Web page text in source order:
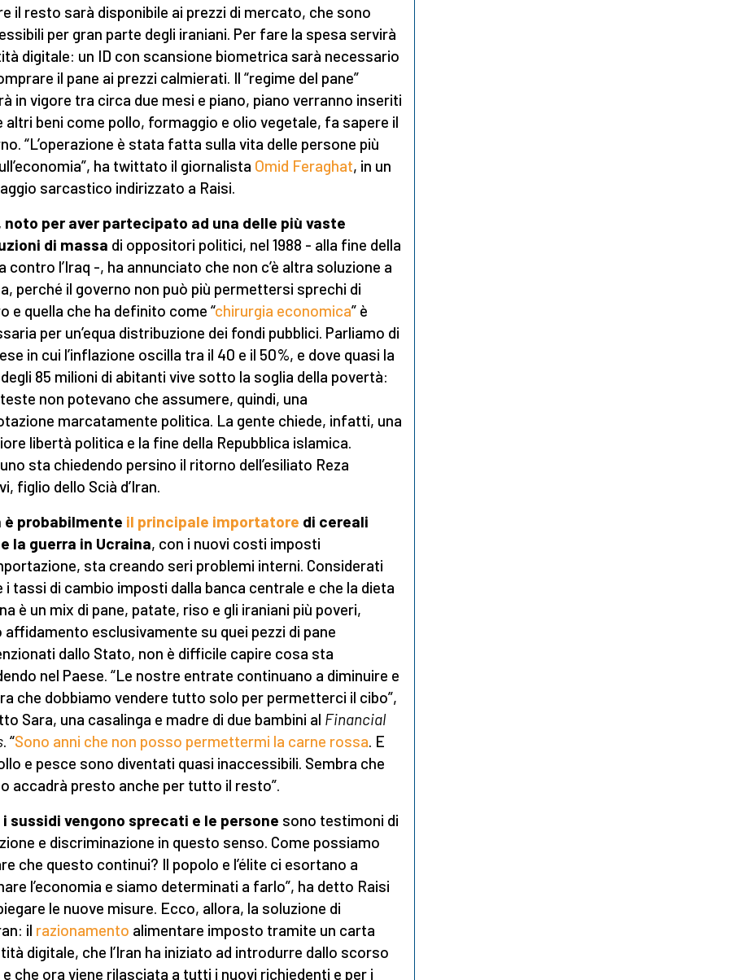
il resto sarà disponibile ai prezzi di mercato, che sono
per gran parte degli iraniani. Per fare la spesa servirà
digitale: un ID con scansione biometrica sarà necessario
il pane ai prezzi calmierati. Il “regime del pane”
in vigore tra circa due mesi e piano, piano verranno inseriti
altri beni come pollo, formaggio e olio vegetale, fa sapere il
“L’operazione è stata fatta sulla vita delle persone più
ha twittato il giornalista Omid Feraghat, in un
sarcastico indirizzato a Raisi.
noto per aver partecipato ad una delle più vaste
di massa di oppositori politici, nel 1988 - alla fine della
contro l’Iraq -, ha annunciato che non c’è altra soluzione a
perché il governo non può più permettersi sprechi di
e quella che ha definito come “chirurgia economica” è
per un’equa distribuzione dei fondi pubblici. Parliamo di
in cui l’inflazione oscilla tra il 40 e il 50%, e dove quasi la
85 milioni di abitanti vive sotto la soglia della povertà:
non potevano che assumere, quindi, una
marcatamente politica. La gente chiede, infatti, una
libertà politica e la fine della Repubblica islamica.
sta chiedendo persino il ritorno dell’esiliato Reza
figlio dello Scià d’Iran.
è probabilmente il principale importatore di cereali
la guerra in Ucraina, con i nuovi costi imposti
sta creando seri problemi interni. Considerati
i tassi di cambio imposti dalla banca centrale e che la dieta
è un mix di pane, patate, riso e gli iraniani più poveri,
affidamento esclusivamente su quei pezzi di pane
dallo Stato, non è difficile capire cosa sta
nel Paese. “Le nostre entrate continuano a diminuire e
che dobbiamo vendere tutto solo per permetterci il cibo”,
Sara, una casalinga e madre di due bambini al Financial
. “Sono anni che non posso permettermi la carne rossa. E
e pesce sono diventati quasi inaccessibili. Sembra che
accadrà presto anche per tutto il resto”.
i sussidi vengono sprecati e le persone sono testimoni di
e discriminazione in questo senso. Come possiamo
che questo continui? Il popolo e l’élite ci esortano a
l’economia e siamo determinati a farlo”, ha detto Raisi
le nuove misure. Ecco, allora, la soluzione di
il razionamento alimentare imposto tramite un carta
digitale, che l’Iran ha iniziato ad introdurre dallo scorso
che ora viene rilasciata a tutti i nuovi richiedenti e per i